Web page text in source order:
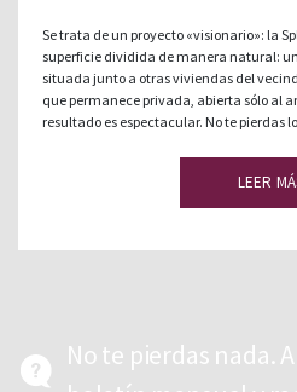
Se trata de un proyecto «visionario»: la
superficie dividida de manera natural:
situada junto a otras viviendas del
que permanece privada, abierta sólo al
resultado es espectacular. No te pierdas
LEER
No te pierdas nada.